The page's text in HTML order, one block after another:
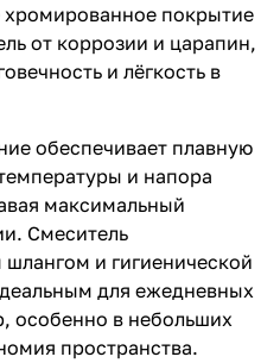
хромированное покрытие
от коррозии и царапин,
и лёгкость в
обеспечивает плавную
и напора
максимальный
Смеситель
и гигиенической
для ежедневных
особенно в небольших
пространства.